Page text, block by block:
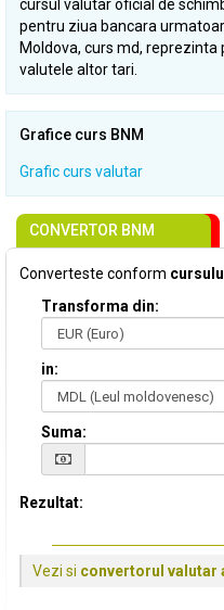
cursul valutar oficial de
pentru ziua bancara
Moldova, curs md,
valutele altor tari.
Grafice curs BNM
Grafic curs valutar
CONVERTOR BNM
Converteste conform
Transforma din:
in:
Suma:
Rezultat:
Vezi si convertorul valutar